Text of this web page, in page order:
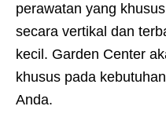
perawatan yang
secara vertikal dan
kecil. Garden Center
khusus pada
Anda.